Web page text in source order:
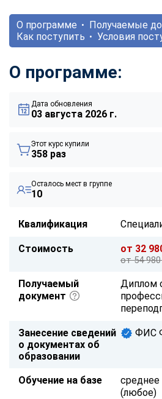
О программе
Получаемые
Как поступить
Условия
О программе:
Дата обновления
03 августа 2026 г.
Этот курс купили
358 раз
Осталось мест в группе
10
Квалификация
Стоимость от 32
от 54 980
Получаемый
документ
Диплом
Занесение сведений
о документах об
образовании
ФИС
Обучение на базе
(любое)